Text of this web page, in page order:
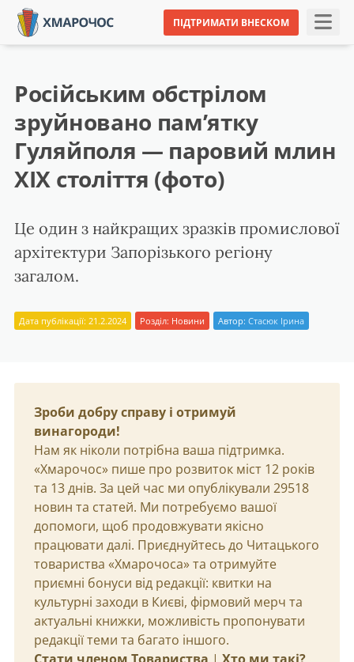
ПІДТРИМАТИ ВНЕСКОМ
Російським обстрілом
зруйновано пам’ятку
Гуляйполя — паровий млин
ХІХ століття (фото)
Це один з найкращих зразків промислової
архітектури Запорізького регіону
загалом.
Дата публікації: 21.2.2024 Розділ: Новини Автор: Стасюк Ірина
Зроби добру справу і отримуй
винагороди!
Нам як ніколи потрібна ваша підтримка.
«Хмарочос» пише про розвиток міст 12 років
та 13 днів. За цей час ми опублікували 29518
новин та статей. Ми потребуємо вашої
допомоги, щоб продовжувати якісно
працювати далі. Приєднуйтесь до Читацького
товариства «Хмарочоса» та отримуйте
приємні бонуси від редакції: квитки на
культурні заходи в Києві, фірмовий мерч та
актуальні книжки, можливість пропонувати
редакції теми та багато іншого.